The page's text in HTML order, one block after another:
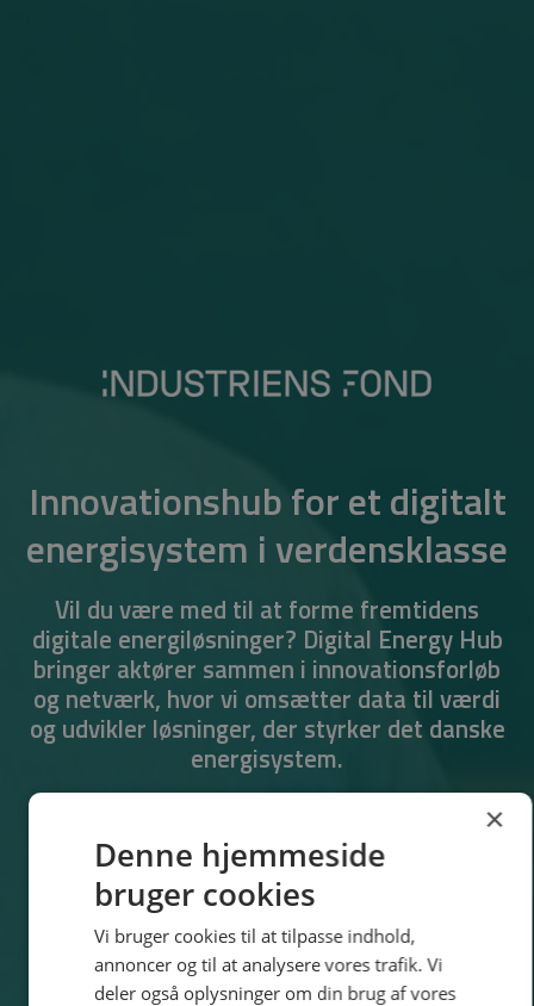
Innovationshub for et digitalt
energisystem i verdensklasse
Vil du være med til at forme fremtidens
digitale energiløsninger? Digital Energy Hub
bringer aktører sammen i innovationsforløb
og netværk, hvor vi omsætter data til værdi
og udvikler løsninger, der styrker det danske
energisystem.
Gå til DEH Community
×
Denne hjemmeside
bruger cookies
Vi bruger cookies til at tilpasse indhold,
annoncer og til at analysere vores trafik. Vi
deler også oplysninger om din brug af vores